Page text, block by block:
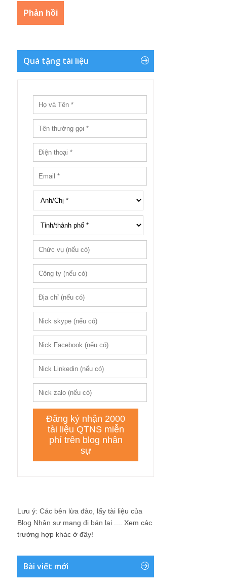
Quà tặng tài liệu
Lưu ý: Các bên lừa đảo, lấy tài liệu của
Blog Nhân sự mang đi bán lại .... Xem các
trường hợp khác ở đây!
Bài viết mới